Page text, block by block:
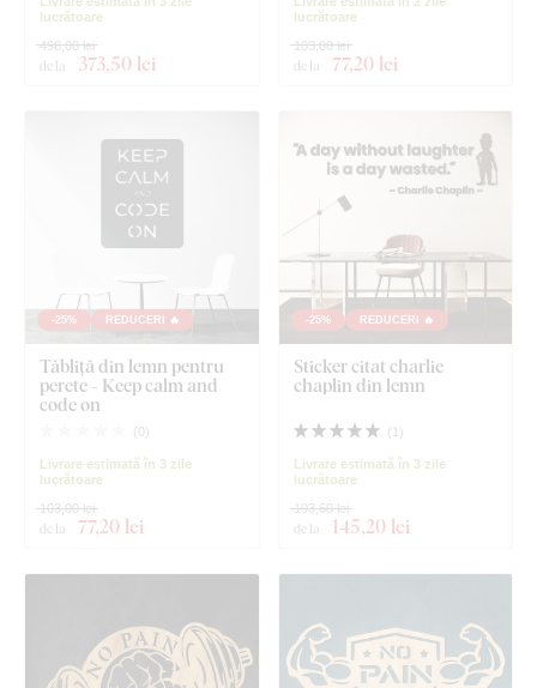
lucrătoare
de la 373,50 lei
498,00 lei
lucrătoare
de la 77,20 lei
103,00 lei
-25% REDUCERI 🔥
Tăbliță din lemn pentru
perete - Keep calm and
code on
( 0)
Livrare estimată în 3 zile
lucrătoare
de la 77,20 lei
103,00 lei
-25% REDUCERI 🔥
Sticker citat charlie
chaplin din lemn
( 1 )
Livrare estimată în 3 zile
lucrătoare
de la 145,20 lei
193,60 lei